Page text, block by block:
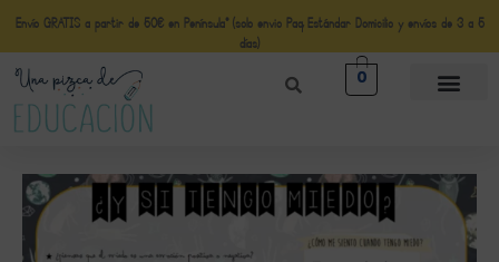
Envío GRATIS a partir de 50€ en Península* (solo envio Paq Estándar Domicilio y envíos de 3 a 5
días)
0